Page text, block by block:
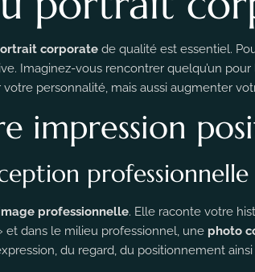
corporate de qualité est essentiel.
Imaginez-vous rencontrer quelqu’un
personnalité, mais aussi augmenter
impression
professionnelle
professionnelle. Elle raconte votre
dans le milieu professionnel, une photo
du regard, du positionnement